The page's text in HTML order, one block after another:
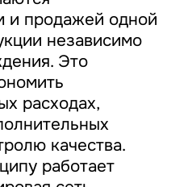
и продажей одной
независимо
Это
расходах,
качества.
работает